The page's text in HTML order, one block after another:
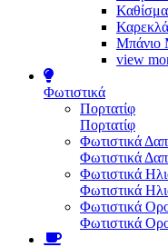
Μπάνιο
view
Φωτιστικά
Πορτατίφ
Πορτατίφ
Φωτιστικά
Φωτιστικά
Φωτιστικά
Φωτιστικά
Φωτιστικά
Φωτιστικά